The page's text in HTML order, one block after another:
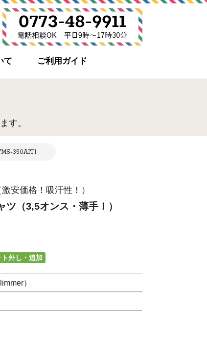
て ご利用ガイド
す。
350AIT]
安価格！吸汗性！）
（3,5オンス・薄手！）
ト外し・追加
）